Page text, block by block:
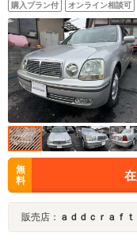
購入プラン付 オンライン相談可
無
料
販売店： ａｄｄｃｒａｆ